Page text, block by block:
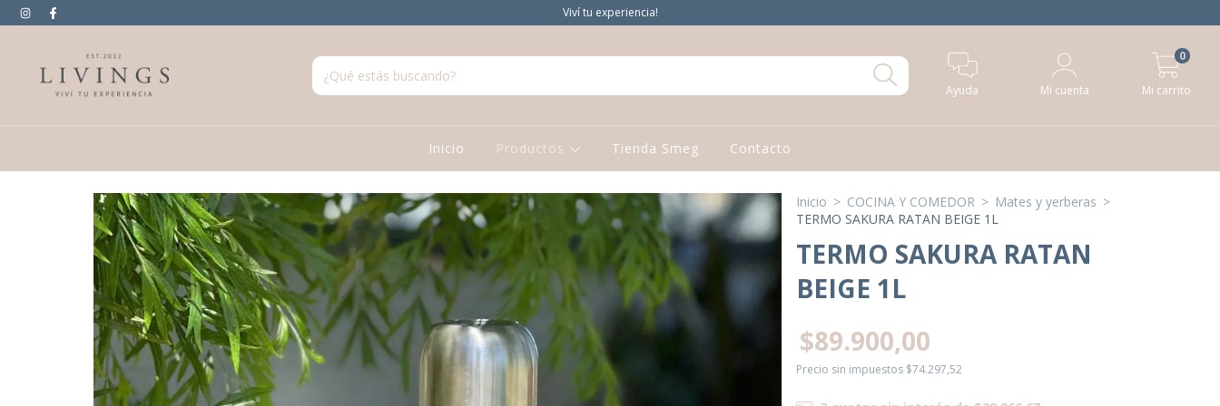
Viví tu experiencia!
Ayuda Mi cuenta Mi carrito
0
Inicio Productos Tienda Smeg Contacto
Inicio > COCINA Y COMEDOR > Mates y yerberas >
TERMO SAKURA RATAN BEIGE 1L
TERMO SAKURA RATAN
BEIGE 1L
$89.900,00
Precio sin impuestos $74.297,52